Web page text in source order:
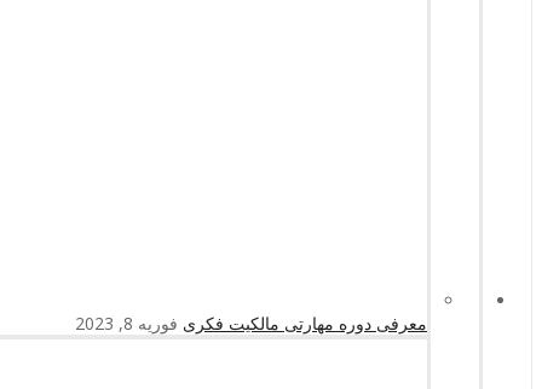
معرفی دوره مهارتی مالکیت فکری فوریه 8, 2023